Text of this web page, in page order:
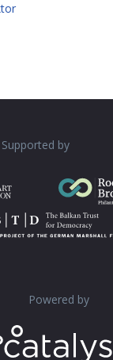
Supported by
Powered by